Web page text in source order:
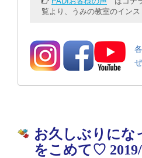
覧より、うみの教室のイン
お久しぶりにな
をこめて♡ 2019/